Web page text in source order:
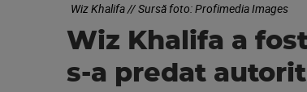
Wiz Khalifa // Sursă foto: Profimedia Images
Wiz Khalifa a
s-a predat